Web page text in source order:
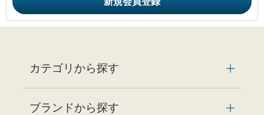
カテゴリから探す
ブランドから探す